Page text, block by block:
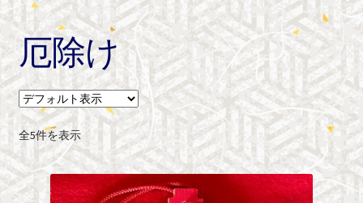
ン
へ
ス
キ
ッ
プ
ス
キ
ッ
プ
ニ
ュ
ー
を
展
開
御朱印
ブ
メ
ニ
ュ
ー
を
開
綱敷天満宮 公式サイト
厄除け
全5件を表示